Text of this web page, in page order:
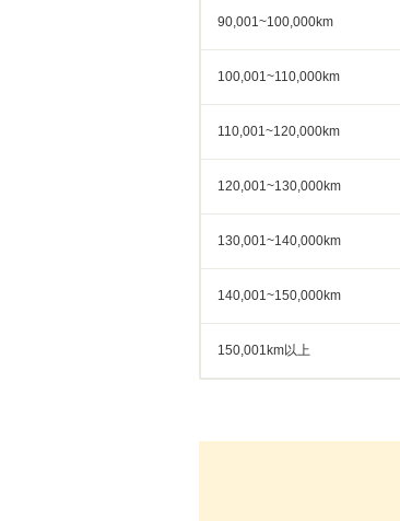
90,001~100,000km
100,001~110,000km
110,001~120,000km
120,001~130,000km
130,001~140,000km
140,001~150,000km
150,001km以上